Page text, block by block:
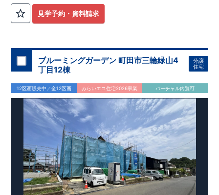
見学予約・資料請求
ブルーミングガーデン 町田市三輪緑山4
丁目12棟
分譲
住宅
12区画販売中／全12区画 みらいエコ住宅2026事業 バーチャル内覧可